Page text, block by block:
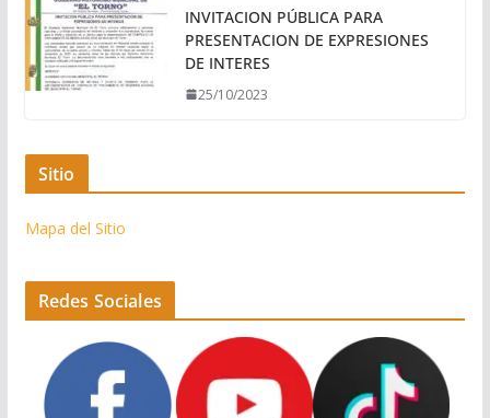
INVITACION PÚBLICA PARA
PRESENTACION DE EXPRESIONES
DE INTERES
25/10/2023
Sitio
Mapa del Sitio
Redes Sociales